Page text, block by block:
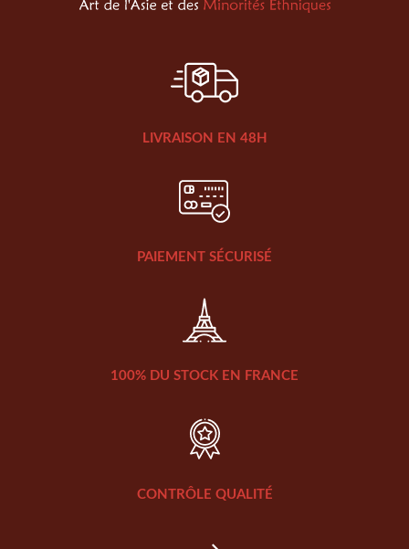
LIVRAISON EN 48H
PAIEMENT SÉCURISÉ
100% DU STOCK EN FRANCE
CONTRÔLE QUALITÉ